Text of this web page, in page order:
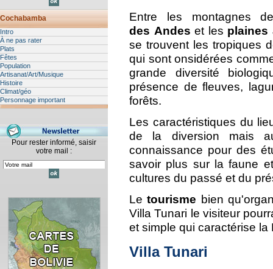
Cochabamba
Intro
À ne pas rater
Plats
Fêtes
Population
Artisanat/Art/Musique
Histoire
Climat/géo
Personnage important
Pour rester informé, saisir
votre mail :
Entre les montagnes
des Andes et les plaines
se trouvent les tropiques
qui sont onsidérées
grande diversité
présence de fleuves,
forêts.
Les caractéristiques du
de la diversion mais
connaissance pour des
savoir plus sur la faune
cultures du passé et du
Le tourisme bien
Villa Tunari le visiteur
et simple qui caractérise
Villa Tunari